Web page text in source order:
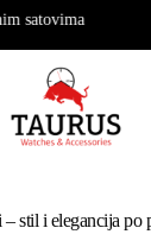
satovima
stil i elegancija po